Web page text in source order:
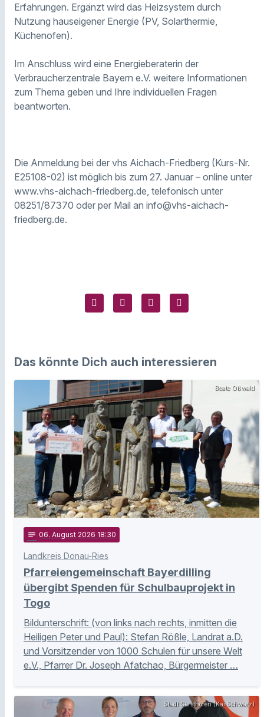
Erfahrungen. Ergänzt wird das Heizsystem durch
Nutzung hauseigener Energie (PV, Solarthermie,
Küchenofen).
Im Anschluss wird eine Energieberaterin der
Verbraucherzentrale Bayern e.V. weitere Informationen
zum Thema geben und Ihre individuellen Fragen
beantworten.
Die Anmeldung bei der vhs Aichach-Friedberg (Kurs-Nr.
E25108-02) ist möglich bis zum 27. Januar – online unter
www.vhs-aichach-friedberg.de, telefonisch unter
08251/87370 oder per Mail an info@vhs-aichach-
friedberg.de.
Das könnte Dich auch interessieren
Beate Oßwald
notes 06. August 2026 18:30
Landkreis Donau-Ries
Pfarreiengemeinschaft Bayerdilling
übergibt Spenden für Schulbauprojekt in
Togo
Bildunterschrift: (von links nach rechts, inmitten die
Heiligen Peter und Paul): Stefan Rößle, Landrat a.D.
und Vorsitzender von 1000 Schulen für unsere Welt
e.V., Pfarrer Dr. Joseph Afatchao, Bürgermeister …
Stadt Gersthofen (Kai Schwarz)